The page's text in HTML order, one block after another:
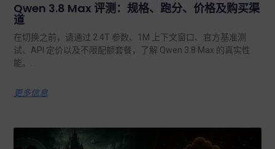
Qwen 3.8 Max 评测：规格、跑分、价格及购买渠
道
在切换之前，请通过 2.4T 参数、1M 上下文窗口、官方基准测
试、API 定价以及不限配额套餐，了解 Qwen 3.8 Max 的真实性
能。.
更多信息